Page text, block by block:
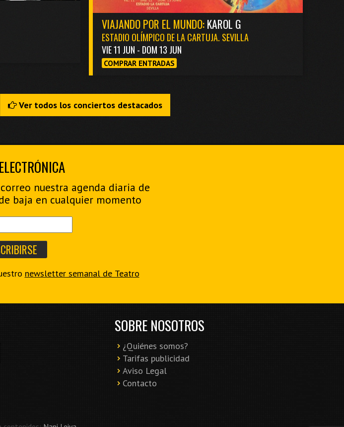
VIAJANDO POR EL MUNDO:KAROL G
ESTADIO OLÍMPICO DE LA CARTUJA. SEVILLA
VIE 11 JUN - DOM 13 JUN
COMPRAR ENTRADAS
Ver todos los conciertos destacados
nuestra agenda diaria de
baja en cualquier momento
newsletter semanal de Teatro
SOBRE NOSOTROS
¿Quiénes somos?
Tarifas publicidad
Aviso Legal
Contacto